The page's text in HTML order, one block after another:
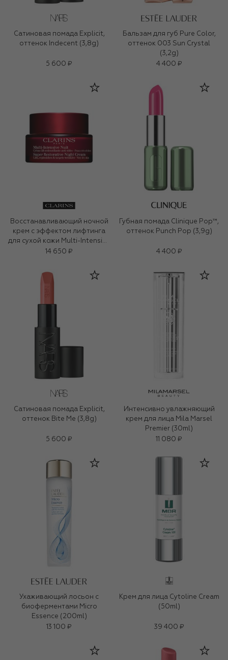
Сатиновая помада Explicit,
оттенок Indecent (3,8g)
5 600 ₽
Бальзам для губ Pure Color,
оттенок 003 Sun Crystal
(3,2g)
4 400 ₽
Восстанавливающий ночной
крем с эффектом лифтинга
для сухой кожи Multi-Intensive
(50ml)
14 650 ₽
Губная помада Clinique Pop™,
оттенок Punch Pop (3,9g)
4 400 ₽
Сатиновая помада Explicit,
оттенок Bite Me (3,8g)
5 600 ₽
Интенсивно увлажняющий
крем для лица Mila Marsel
Premier (30ml)
11 080 ₽
Ухаживающий лосьон с
биоферментами Micro
Essence (200ml)
13 100 ₽
Крем для лица Cytoline Cream
(50ml)
39 400 ₽